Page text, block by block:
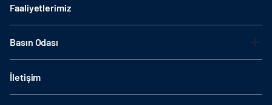
Faaliyetlerimiz
Basın Odası
İletişim